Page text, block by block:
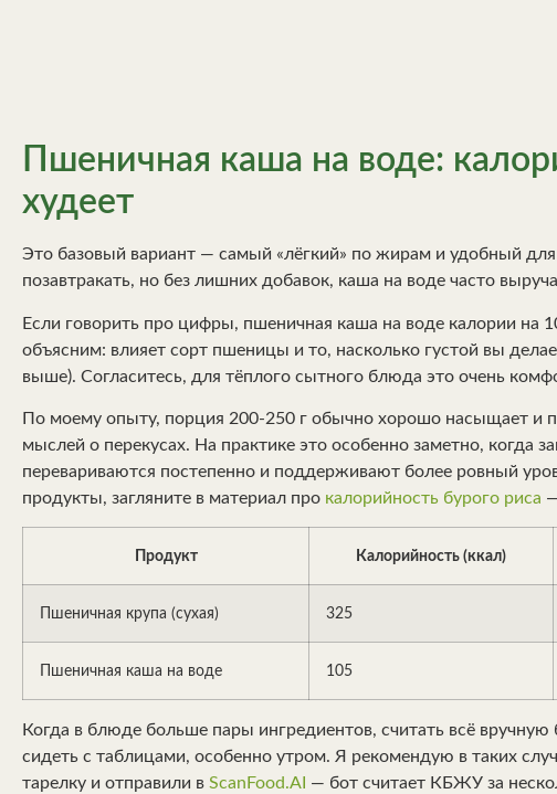
Пшеничная каша на воде:
худеет
Это базовый вариант — самый «лёгкий» по жирам и удобный
позавтракать, но без лишних добавок, каша на воде часто
Если говорить про цифры, пшеничная каша на воде калории на
объясним: влияет сорт пшеницы и то, насколько густой вы
выше). Согласитесь, для тёплого сытного блюда это очень
По моему опыту, порция 200-250 г обычно хорошо насыщает и
мыслей о перекусах. На практике это особенно заметно, когда
перевариваются постепенно и поддерживают более ровный
продукты, загляните в материал про калорийность бурого риса
Продукт Калорийность (ккал)
Пшеничная крупа (сухая) 325
Пшеничная каша на воде 105
Когда в блюде больше пары ингредиентов, считать всё
сидеть с таблицами, особенно утром. Я рекомендую в таких
тарелку и отправили в ScanFood.AI — бот считает КБЖУ за